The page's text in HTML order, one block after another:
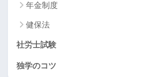
年金制度
健保法
社労士試験
独学のコツ